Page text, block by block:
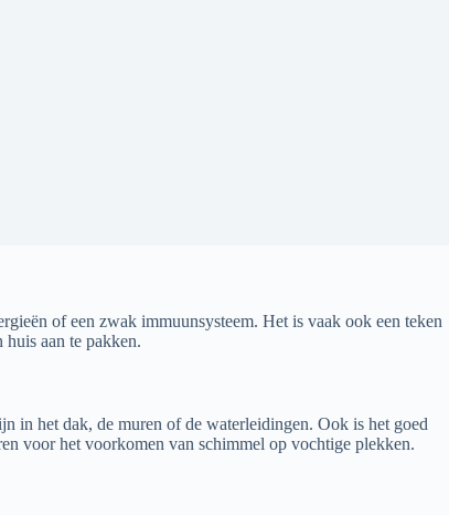
of een zwak immuunsysteem. Het is vaak ook een teken
aan te pakken.
in het dak, de muren of de waterleidingen. Ook is het goed
voor het voorkomen van schimmel op vochtige plekken.